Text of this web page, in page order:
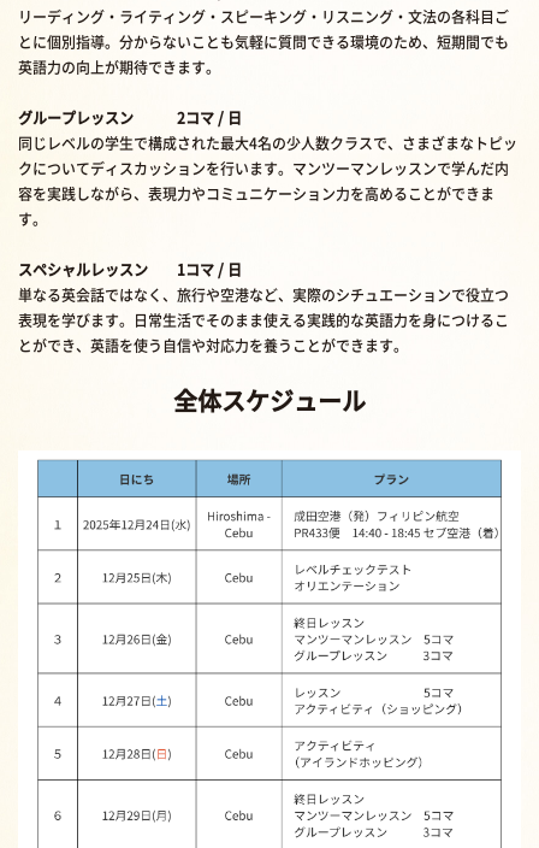
リーディング・ライティング・スピーキング・リスニング・文法の各科目ご
とに個別指導。分からないことも気軽に質問できる環境のため、短期間でも
英語力の向上が期待できます。
グループレッスン 2コマ / 日
同じレベルの学生で構成された最大4名の少人数クラスで、さまざまなトピッ
クについてディスカッションを行います。マンツーマンレッスンで学んだ内
容を実践しながら、表現力やコミュニケーション力を高めることができま
す。
スペシャルレッスン 1コマ / 日
単なる英会話ではなく、旅行や空港など、実際のシチュエーションで役立つ
表現を学びます。日常生活でそのまま使える実践的な英語力を身につけるこ
とができ、英語を使う自信や対応力を養うことができます。
全体スケジュール